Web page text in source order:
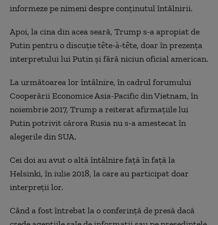
informeze pe nimeni despre conținutul întâlnirii.
Apoi, la cina din acea seară, Trump s-a apropiat de
Putin pentru o discuție tête-à-tête, doar în prezența
interpretului lui Putin și fără niciun oficial american.
La următoarea lor întâlnire, în cadrul forumului
Cooperării Economice Asia-Pacific din Vietnam, în
noiembrie 2017, Trump a reiterat afirmațiile lui
Putin potrivit cărora Rusia nu s-a amestecat în
alegerile din SUA.
Cei doi au avut o altă întâlnire față în față la
Helsinki, în iulie 2018, la care au participat doar
interpreții lor.
Când a fost întrebat la o conferință de presă dacă